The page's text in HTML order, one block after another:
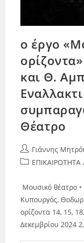
ο έργο
και Θ.
Θέατρο
Γιάννης
ΕΠΙΚΑΙΡΟΤΗΤΑ
Μουσικό θέατρο
Κυπουργός,
ορίζοντα 14, 15,
Δεκεμβρίου 2024